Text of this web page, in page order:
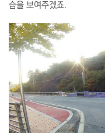
습을 보여주겠죠.